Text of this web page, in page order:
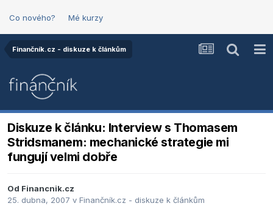
Co nového? Mé kurzy
Finančník.cz - diskuze k článkům
Diskuze k článku: Interview s Thomasem
Stridsmanem: mechanické strategie mi
fungují velmi dobře
Od Financnik.cz
25. dubna, 2007 v Finančník.cz - diskuze k článkům